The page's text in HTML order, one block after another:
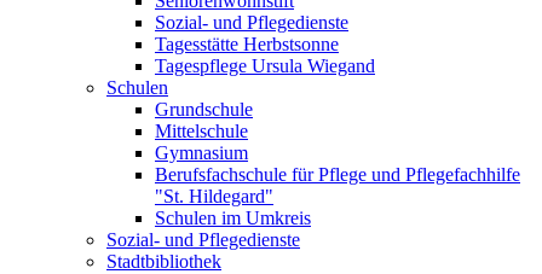
Sozial- und Pflegedienste
Tagesstätte Herbstsonne
Tagespflege Ursula Wiegand
Schulen
Grundschule
Mittelschule
Gymnasium
Berufsfachschule für Pflege und Pflegefachhilfe
"St. Hildegard"
Schulen im Umkreis
Sozial- und Pflegedienste
Stadtbibliothek